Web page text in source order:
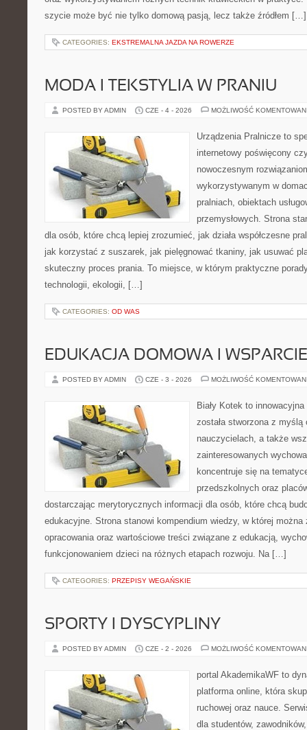
szycie może być nie tylko domową pasją, lecz także źródłem […]
CATEGORIES: EKSTREMALNA JAZDA NA ROWERZE
MODA I TEKSTYLIA W PRANIU
POSTED BY ADMIN CZE - 4 - 2026 MOŻLIWOŚĆ
Urządzenia Pralnicze to
internetowy poświęcony
nowoczesnym
wykorzystywanym w
pralniach, obiektach
przemysłowych. Strona
dla osób, które chcą lepiej zrozumieć, jak działa współczesne
jak korzystać z suszarek, jak pielęgnować tkaniny, jak usuwać
skuteczny proces prania. To miejsce, w którym praktyczne
technologii, ekologii, […]
CATEGORIES: OD WAS
EDUKACJA DOMOWA I
POSTED BY ADMIN CZE - 3 - 2026 MOŻLIWOŚĆ
Biały Kotek to
została stworzona z myślą
nauczycielach, a także
zainteresowanych
koncentruje się na
przedszkolnych oraz
dostarczając merytorycznych informacji dla osób, które chcą
edukacyjne. Strona stanowi kompendium wiedzy, w której
opracowania oraz wartościowe treści związane z edukacją,
funkcjonowaniem dzieci na różnych etapach rozwoju. Na […]
CATEGORIES: PRZEPISY WEGAŃSKIE
SPORTY I DYSCYPLINY
POSTED BY ADMIN CZE - 2 - 2026 MOŻLIWOŚĆ
portal AkademikaWF to
platforma online, która
ruchowej oraz nauce.
dla studentów,